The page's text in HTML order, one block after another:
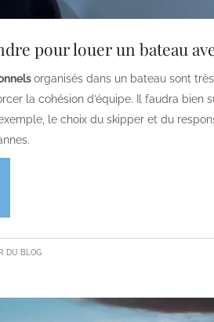
pour louer un bateau
organisés dans un bateau sont
la cohésion d’équipe. Il faudra
le choix du skipper et du
DU BLOG